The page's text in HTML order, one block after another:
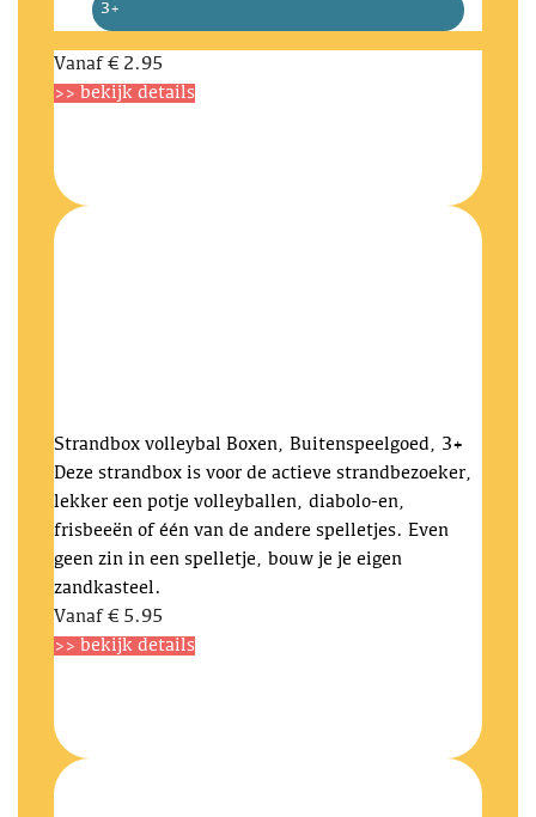
3+
Vanaf € 2.95
>> bekijk details
Strandbox volleybal Boxen, Buitenspeelgoed, 3+
Deze strandbox is voor de actieve strandbezoeker,
lekker een potje volleyballen, diabolo-en,
frisbeeën of één van de andere spelletjes. Even
geen zin in een spelletje, bouw je je eigen
zandkasteel.
Vanaf € 5.95
>> bekijk details